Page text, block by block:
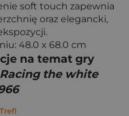
soft touch zapewnia
oraz elegancki,
48.0 x 68.0 cm
na temat gry
the white
Trefl